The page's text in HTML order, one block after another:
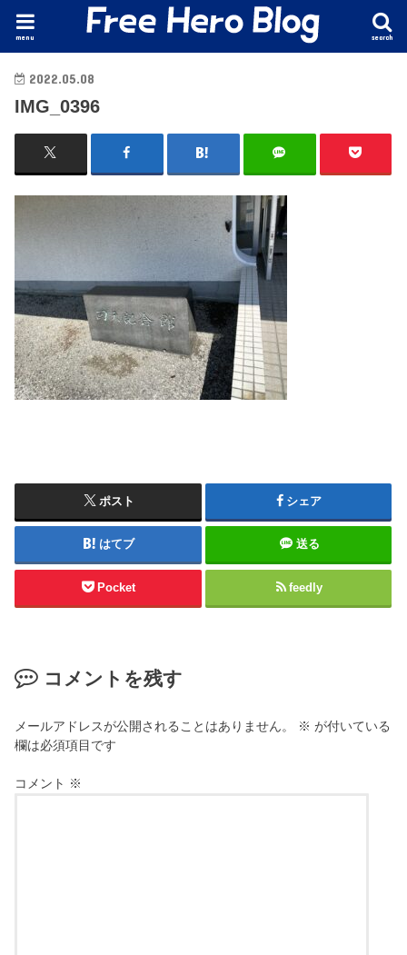
search
menu
2022.05.08
IMG_0396
ポスト シェア
はてブ 送る
Pocket feedly
コメントを残す
メールアドレスが公開されることはありません。 ※ が付いている
欄は必須項目です
コメント ※